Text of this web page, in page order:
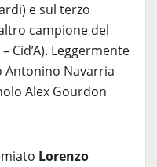
e sul terzo
campione del
Cid’A). Leggermente
Navarria
Alex Gourdon
Lorenzo